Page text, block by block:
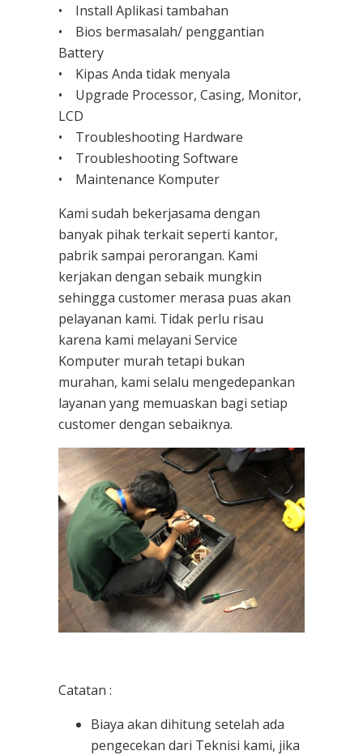
• Install Aplikasi tambahan
• Bios bermasalah/ penggantian
Battery
• Kipas Anda tidak menyala
• Upgrade Processor, Casing, Monitor,
LCD
• Troubleshooting Hardware
• Troubleshooting Software
• Maintenance Komputer
Kami sudah bekerjasama dengan
banyak pihak terkait seperti kantor,
pabrik sampai perorangan. Kami
kerjakan dengan sebaik mungkin
sehingga customer merasa puas akan
pelayanan kami. Tidak perlu risau
karena kami melayani Service
Komputer murah tetapi bukan
murahan, kami selalu mengedepankan
layanan yang memuaskan bagi setiap
customer dengan sebaiknya.
Catatan :
Biaya akan dihitung setelah ada
pengecekan dari Teknisi kami, jika